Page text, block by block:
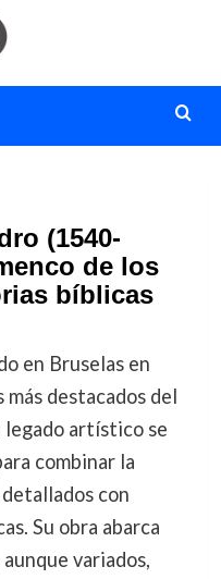
(1540-
de los
bíblicas
en Bruselas en
destacados del
legado artístico se
combinar la
con
Su obra abarca
variados,